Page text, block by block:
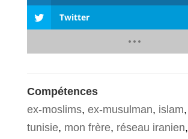
Twitter
Compétences
ex-moslims, ex-musulman, islam,
tunisie, mon frère, réseau iranien,